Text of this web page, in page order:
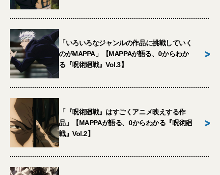
「いろいろなジャンルの作品に挑戦していく
のがMAPPA」【MAPPAが語る、0からわか
る『呪術廻戦』Vol.3】
>
「『呪術廻戦』はすごくアニメ映えする作
品」【MAPPAが語る、0からわかる『呪術廻
戦』Vol.2】
>